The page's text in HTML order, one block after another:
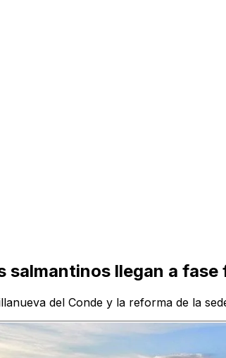
salmantinos llegan a
del Conde y la reforma de la